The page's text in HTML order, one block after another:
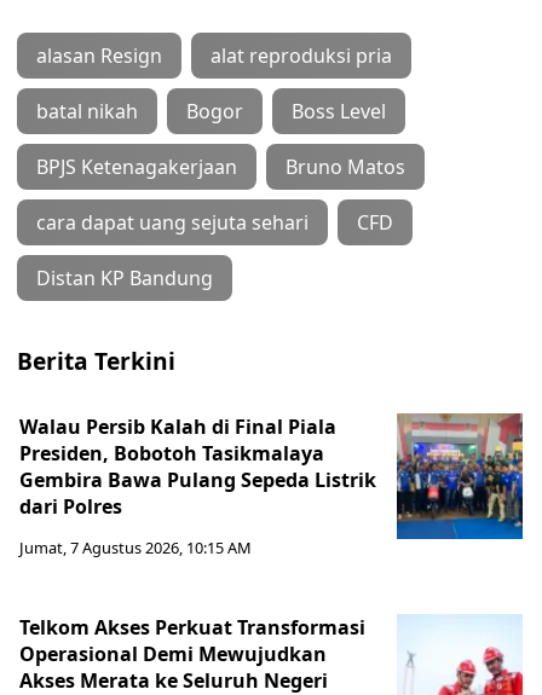
alasan Resign alat reproduksi pria
batal nikah Bogor Boss Level
BPJS Ketenagakerjaan Bruno Matos
cara dapat uang sejuta sehari CFD
Distan KP Bandung
Berita Terkini
Walau Persib Kalah di Final Piala
Presiden, Bobotoh Tasikmalaya
Gembira Bawa Pulang Sepeda Listrik
dari Polres
Jumat, 7 Agustus 2026, 10:15 AM
Telkom Akses Perkuat Transformasi
Operasional Demi Mewujudkan
Akses Merata ke Seluruh Negeri